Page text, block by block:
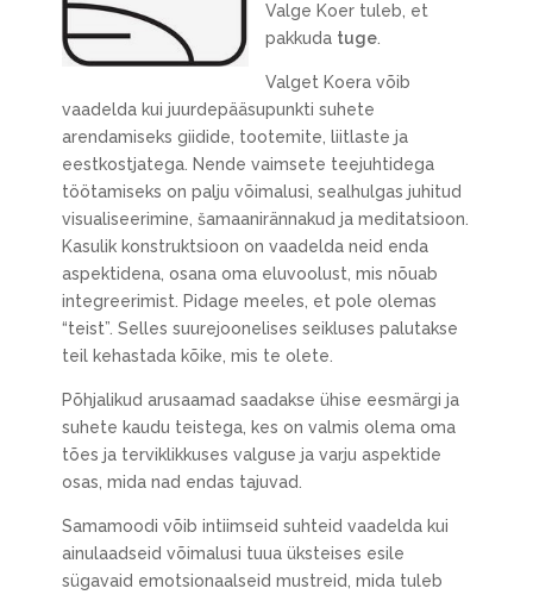
Valge Koer tuleb, et
pakkuda tuge.
Valget Koera võib
vaadelda kui juurdepääsupunkti suhete
arendamiseks giidide, tootemite, liitlaste ja
eestkostjatega. Nende vaimsete teejuhtidega
töötamiseks on palju võimalusi, sealhulgas juhitud
visualiseerimine, šamaanirännakud ja meditatsioon.
Kasulik konstruktsioon on vaadelda neid enda
aspektidena, osana oma eluvoolust, mis nõuab
integreerimist. Pidage meeles, et pole olemas
“teist”. Selles suurejoonelises seikluses palutakse
teil kehastada kõike, mis te olete.
Põhjalikud arusaamad saadakse ühise eesmärgi ja
suhete kaudu teistega, kes on valmis olema oma
tões ja terviklikkuses valguse ja varju aspektide
osas, mida nad endas tajuvad.
Samamoodi võib intiimseid suhteid vaadelda kui
ainulaadseid võimalusi tuua üksteises esile
sügavaid emotsionaalseid mustreid, mida tuleb